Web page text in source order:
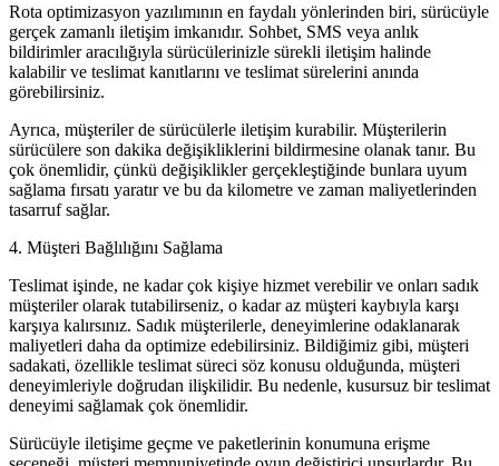
Rota optimizasyon yazılımının en faydalı yönlerinden biri, sürücüyle
gerçek zamanlı iletişim imkanıdır. Sohbet, SMS veya anlık
bildirimler aracılığıyla sürücülerinizle sürekli iletişim halinde
kalabilir ve teslimat kanıtlarını ve teslimat sürelerini anında
görebilirsiniz.
Ayrıca, müşteriler de sürücülerle iletişim kurabilir. Müşterilerin
sürücülere son dakika değişikliklerini bildirmesine olanak tanır. Bu
çok önemlidir, çünkü değişiklikler gerçekleştiğinde bunlara uyum
sağlama fırsatı yaratır ve bu da kilometre ve zaman maliyetlerinden
tasarruf sağlar.
4. Müşteri Bağlılığını Sağlama
Teslimat işinde, ne kadar çok kişiye hizmet verebilir ve onları sadık
müşteriler olarak tutabilirseniz, o kadar az müşteri kaybıyla karşı
karşıya kalırsınız. Sadık müşterilerle, deneyimlerine odaklanarak
maliyetleri daha da optimize edebilirsiniz. Bildiğimiz gibi, müşteri
sadakati, özellikle teslimat süreci söz konusu olduğunda, müşteri
deneyimleriyle doğrudan ilişkilidir. Bu nedenle, kusursuz bir teslimat
deneyimi sağlamak çok önemlidir.
Sürücüyle iletişime geçme ve paketlerinin konumuna erişme